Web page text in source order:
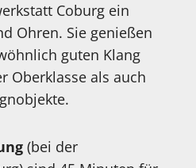
Coburg ein
Ohren. Sie genießen
guten Klang
Oberklasse als auch
(bei der